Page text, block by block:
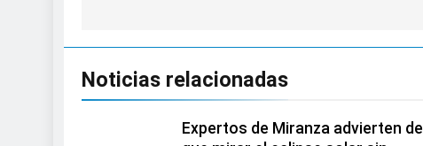
Noticias relacionadas
Expertos de Miranza advierten de